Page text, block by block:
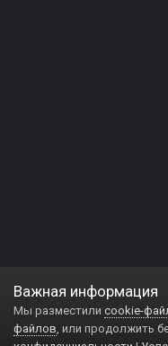
Важная информация
Мы разместили cookie-
файлов, или продолжить